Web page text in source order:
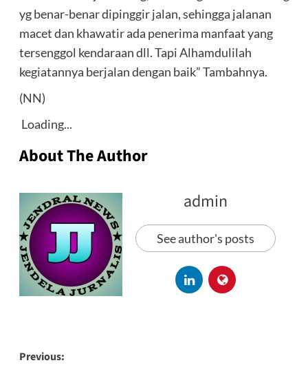
yg benar-benar dipinggir jalan, sehingga jalanan
macet dan khawatir ada penerima manfaat yang
tersenggol kendaraan dll. Tapi Alhamdulilah
kegiatannya berjalan dengan baik” Tambahnya.
(NN)
Loading...
About The Author
admin
See author's posts
Previous: